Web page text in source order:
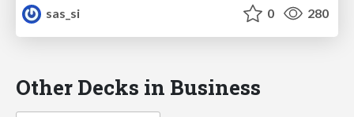
sas_si
0 280
Other Decks in Business